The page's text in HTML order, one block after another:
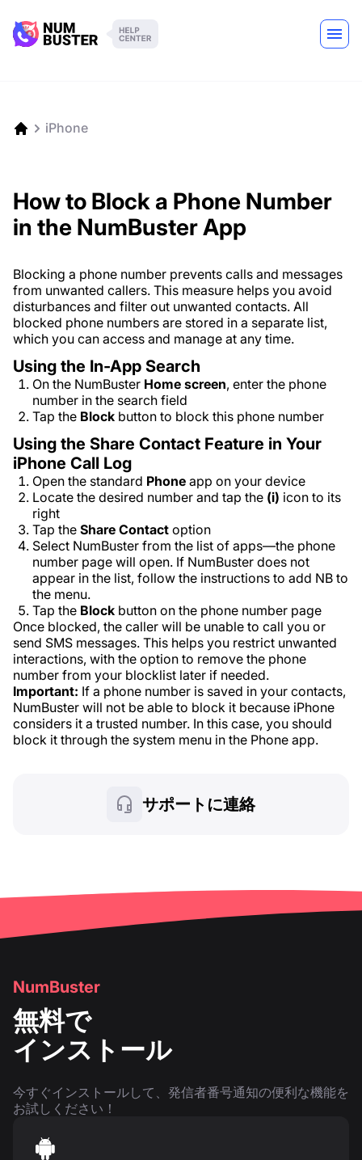
iPhone
How to Block a Phone Number
in the NumBuster App
Blocking a phone number prevents calls and messages
from unwanted callers. This measure helps you avoid
disturbances and filter out unwanted contacts. All
blocked phone numbers are stored in a separate list,
which you can access and manage at any time.
Using the In-App Search
On the NumBuster Home screen, enter the phone
number in the search field
Tap the Block button to block this phone number
Using the Share Contact Feature in Your
iPhone Call Log
Open the standard Phone app on your device
Locate the desired number and tap the (i) icon to its
right
Tap the Share Contact option
Select NumBuster from the list of apps—the phone
number page will open. If NumBuster does not
appear in the list, follow the instructions to add NB to
the menu.
Tap the Block button on the phone number page
Once blocked, the caller will be unable to call you or
send SMS messages. This helps you restrict unwanted
interactions, with the option to remove the phone
number from your blocklist later if needed.
Important: If a phone number is saved in your contacts,
NumBuster will not be able to block it because iPhone
considers it a trusted number. In this case, you should
block it through the system menu in the Phone app.
サポートに連絡
NumBuster
無料で
インストール
今すぐインストールして、発信者番号通知の便利な機能を
お試しください！